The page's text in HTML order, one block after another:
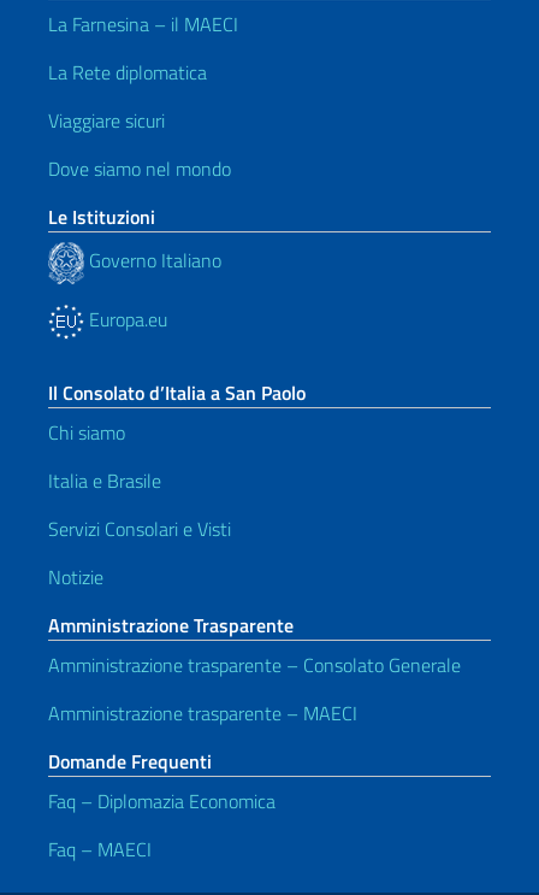
La Farnesina – il MAECI
La Rete diplomatica
Viaggiare sicuri
Dove siamo nel mondo
Le Istituzioni
Governo Italiano
Europa.eu
Il Consolato d’Italia a San Paolo
Chi siamo
Italia e Brasile
Servizi Consolari e Visti
Notizie
Amministrazione Trasparente
Amministrazione trasparente – Consolato Generale
Amministrazione trasparente – MAECI
Domande Frequenti
Faq – Diplomazia Economica
Faq – MAECI